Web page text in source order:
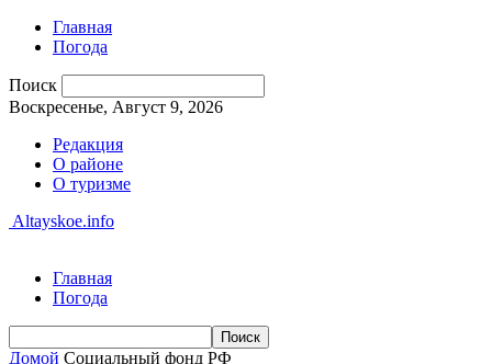
Главная
Погода
Поиск
Воскресенье, Август 9, 2026
Редакция
О районе
О туризме
Altayskoe.info
Главная
Погода
Домой Социальный фонд РФ